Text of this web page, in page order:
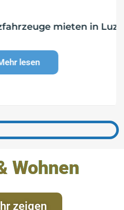
mieten in Luzern
Wohnen
zeigen